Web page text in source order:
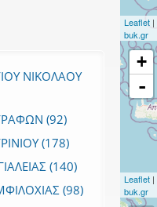
ΑΓΙΟΥ ΝΙΚΟΛΑΟΥ filter
ΝΙΚΟΛΑΟΥ
Apply ΑΓΙΟΥ ΝΙΚΟΛΑΟΥ filter
ΑΓΡΑΦΩΝ filter
(92)Apply
ΑΓΡΙΝΙΟΥ filter
(178)Apply ΑΓΡΙΝΙΟΥ
ΑΙΓΙΑΛΕΙΑΣ filter
(140)Apply
ΑΜΦΙΛΟΧΙΑΣ filter
(98)
Leaflet |
buk.gr
+
-
Leaflet |
buk.gr